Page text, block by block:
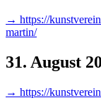
→ https://
martin/
31. August
→ https://